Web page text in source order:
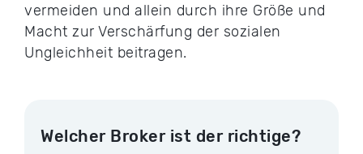
vermeiden und allein durch ihre Größe und
Macht zur Verschärfung der sozialen
Ungleichheit beitragen.
Welcher Broker ist der richtige?